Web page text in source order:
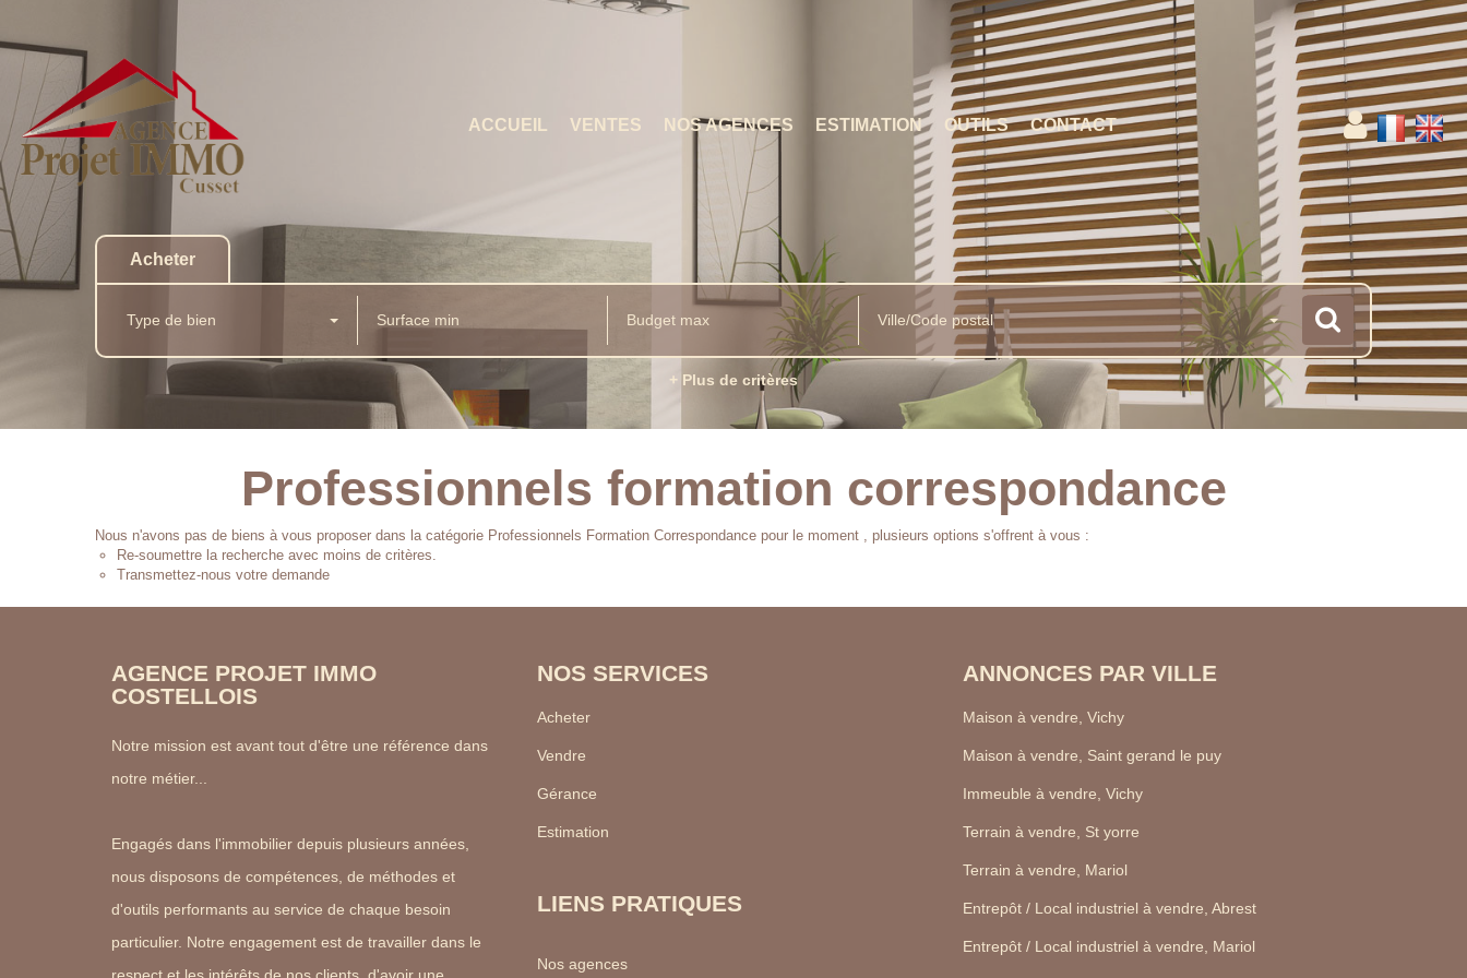
ACCUEIL VENTES NOS AGENCES ESTIMATION OUTILS CONTACT
Acheter
Type de bien Ville/Code postal
+ Plus de critères
Professionnels formation correspondance
Nous n'avons pas de biens à vous proposer dans la catégorie Professionnels Formation Correspondance pour le moment , plusieurs options s'offrent à vous :
Re-soumettre la recherche avec moins de critères.
Transmettez-nous votre demande
AGENCE PROJET IMMO
COSTELLOIS
Notre mission est avant tout d'être une référence dans
notre métier...
Engagés dans l'immobilier depuis plusieurs années,
nous disposons de compétences, de méthodes et
d'outils performants au service de chaque besoin
particulier. Notre engagement est de travailler dans le
NOS SERVICES
Acheter
Vendre
Gérance
Estimation
LIENS PRATIQUES
Nos agences
ANNONCES PAR VILLE
Maison à vendre, Vichy
Maison à vendre, Saint gerand le puy
Immeuble à vendre, Vichy
Terrain à vendre, St yorre
Terrain à vendre, Mariol
Entrepôt / Local industriel à vendre, Abrest
Entrepôt / Local industriel à vendre, Mariol